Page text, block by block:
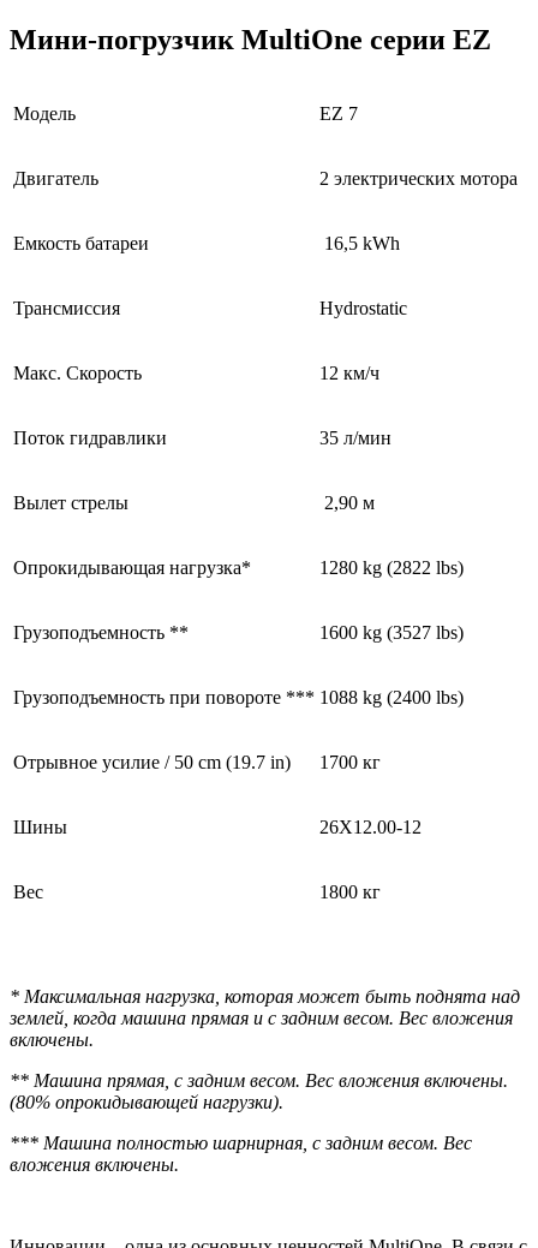
Мини-погрузчик MultiОne серии EZ
Модель EZ 7
Двигатель 2 электрических мотора
Емкость батареи 16,5 kWh
Трансмиссия Hydrostatic
Макс. Скорость 12 км/ч
Поток гидравлики 35 л/мин
Вылет стрелы 2,90 м
Опрокидывающая нагрузка* 1280 kg (2822 lbs)
Грузоподъемность ** 1600 kg (3527 lbs)
Грузоподъемность при повороте *** 1088 kg (2400 lbs)
Отрывное усилие / 50 cm (19.7 in) 1700 кг
Шины 26X12.00-12
Вес 1800 кг
* Максимальная нагрузка, которая может быть поднята над
землей, когда машина прямая и с задним весом. Вес вложения
включены.
** Машина прямая, с задним весом. Вес вложения включены.
(80% опрокидывающей нагрузки).
*** Машина полностью шарнирная, с задним весом. Вес
вложения включены.